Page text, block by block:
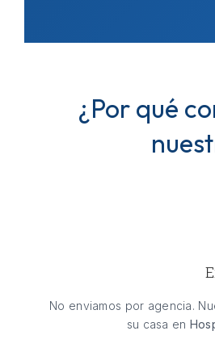
¿Por qué
No enviamos por agencia.
su casa en